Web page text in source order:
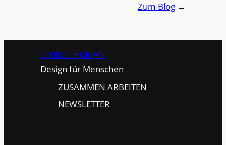
Zum Blog →
STUDIO HUMAN
Design für Menschen
ZUSAMMEN ARBEITEN
NEWSLETTER